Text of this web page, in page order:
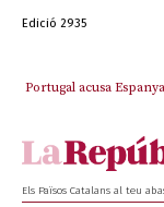
Edició 2935
Portugal acusa
Els Països Catalans al teu